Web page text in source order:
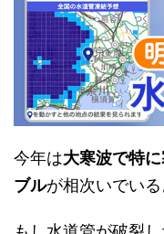
今年は大寒波で特
ブルが相次いでいる